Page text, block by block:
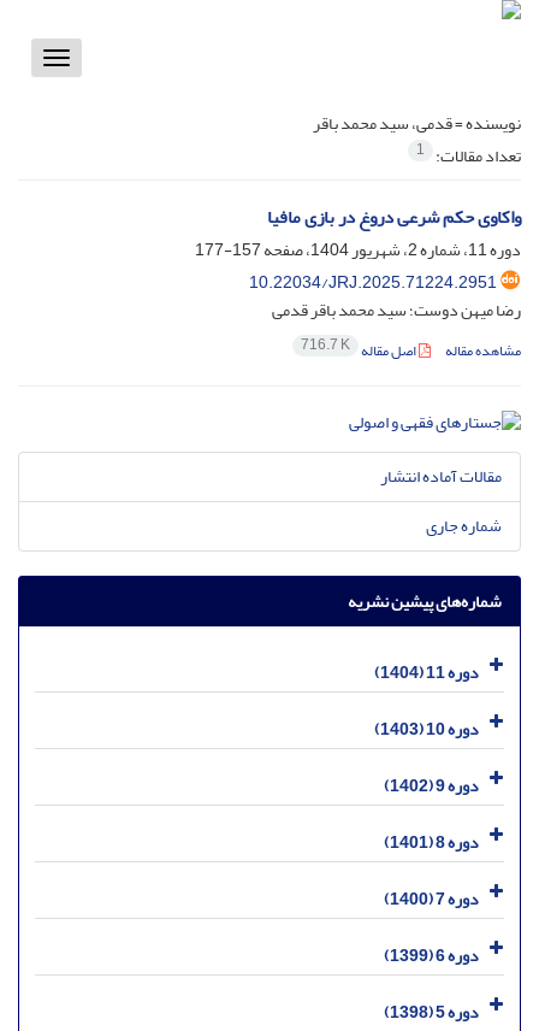
Toggle
نویسنده =قدمی، سید محمد باقر
تعداد مقالات: 1
واکاوی حکم شرعی دروغ در بازی مافیا
دوره 11، شماره 2، شهریور 1404، صفحه
157-177
10.22034/JRJ.2025.71224.2951
رضا میهن دوست؛ سید محمد باقر قدمی
مشاهده مقاله اصل مقاله 716.7 K
مقالات آماده انتشار
شماره جاری
شماره‌های پیشین نشریه
دوره 11 (1404)
دوره 10 (1403)
دوره 9 (1402)
دوره 8 (1401)
دوره 7 (1400)
دوره 6 (1399)
دوره 5 (1398)